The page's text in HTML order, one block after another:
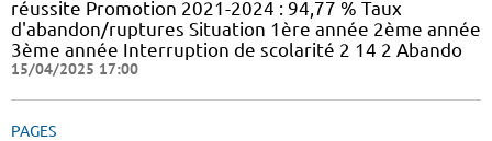
réussite Promotion 2021-2024 : 94,77 % Taux
d'abandon/ruptures Situation 1ère année 2ème année
3ème année Interruption de scolarité 2 14 2 Abando
15/04/2025 17:00
PAGES